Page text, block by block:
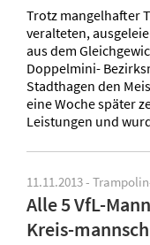
Trotz mangelhafter
veralteten,
aus dem
Doppelmini-
Stadthagen den
eine Woche später
Leistungen und
11.11.2013 -
Alle 5 VfL-
Kreis-